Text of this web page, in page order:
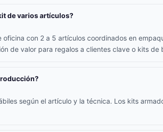
de varios artículos?
oficina con 2 a 5 artículos coordinados en
de valor para regalos a clientes clave o kits de
según el artículo y la técnica. Los kits